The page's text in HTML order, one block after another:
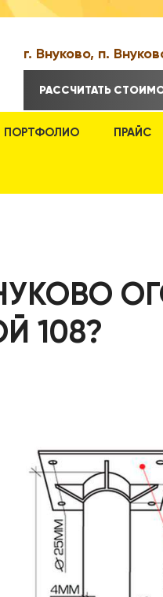
г. Внуково, п.
РАССЧИТАТЬ
ПОРТФОЛИО ПРАЙС
108?